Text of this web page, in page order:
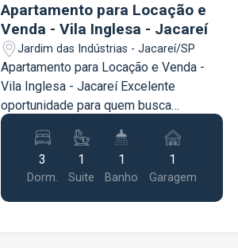
Apartamento para Locação e
Venda - Vila Inglesa - Jacareí
Jardim das Indústrias - Jacareí/SP
Apartamento para Locação e Venda -
Vila Inglesa - Jacareí Excelente
oportunidade para quem busca
conforto, praticidade e uma excelente
localização. O apartamento conta com 3
dormitórios, sendo 1 suíte com móveis
planejados, proporcionando mais
organização e funcionalidade. A sala é
3
Dorm.
1
Suite
1
Banho
1
Garagem